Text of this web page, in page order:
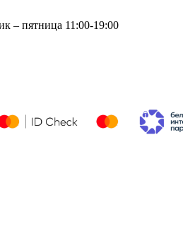
– пятница 11:00-19:00